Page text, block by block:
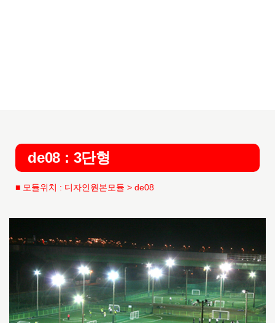
de08 : 3단형
■ 모듈위치 : 디자인원본모듈 > de08